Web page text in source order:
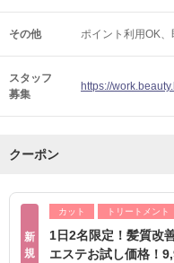
その他 ポイント利用OK
スタッフ
募集
https://
クーポン
新
規
カット トリートメント
1日2名限定！髪質改
エステお試し価格！